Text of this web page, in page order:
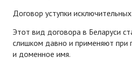
Договор уступки
Этот вид договора в Беларуси
слишком давно и применяют при
и доменное имя.